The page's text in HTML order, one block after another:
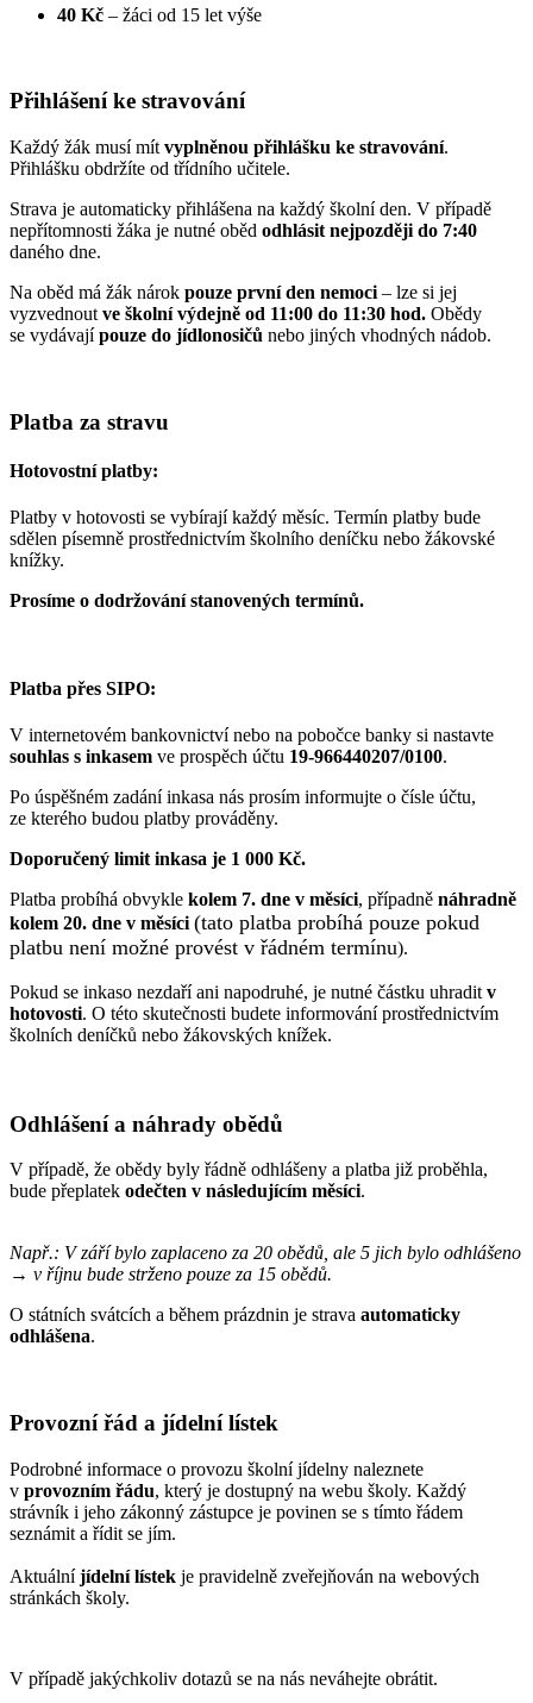
40 Kč – žáci od 15 let výše
Přihlášení ke stravování
Každý žák musí mít vyplněnou přihlášku ke stravování.
Přihlášku obdržíte od třídního učitele.
Strava je automaticky přihlášena na každý školní den. V případě
nepřítomnosti žáka je nutné oběd odhlásit nejpozději do 7:40
daného dne.
Na oběd má žák nárok pouze první den nemoci – lze si jej
vyzvednout ve školní výdejně od 11:00 do 11:30 hod. Obědy
se vydávajípouze do jídlonosičů nebo jiných vhodných nádob.
Platba za stravu
Hotovostní platby:
Platby v hotovosti se vybírají každý měsíc. Termín platby bude
sdělen písemně prostřednictvím školního deníčku nebo žákovské
knížky.
Prosíme o dodržování stanovených termínů.
Platba přes SIPO:
V internetovém bankovnictví nebo na pobočce banky si nastavte
souhlas s inkasem ve prospěch účtu 19-966440207/0100.
Po úspěšném zadání inkasa nás prosím informujte o čísle účtu,
ze kterého budou platby prováděny.
Doporučený limit inkasa je 1 000 Kč.
Platba probíhá obvykle kolem 7. dne v měsíci, případně náhradně
kolem 20. dne v měsíci (tato platba probíhá pouze pokud
platbu není možné provést v řádném termínu).
Pokud se inkaso nezdaří ani napodruhé, je nutné částku uhradit v
hotovosti. O této skutečnosti budete informování prostřednictvím
školních deníčků nebo žákovských knížek.
Odhlášení a náhrady obědů
V případě, že obědy byly řádně odhlášeny a platba již proběhla,
bude přeplatek odečten v následujícím měsíci.
Např.: V září bylo zaplaceno za 20 obědů, ale 5 jich bylo odhlášeno
→ v říjnu bude strženo pouze za 15 obědů.
O státních svátcích a během prázdnin je strava automaticky
odhlášena.
Provozní řád a jídelní lístek
Podrobné informace o provozu školní jídelny naleznete
v provozním řádu, který je dostupný na webu školy. Každý
strávník i jeho zákonný zástupce je povinen se s tímto řádem
seznámit a řídit se jím.
Aktuálníjídelní lístek je pravidelně zveřejňován na webových
stránkách školy.
V případě jakýchkoliv dotazů se na nás neváhejte obrátit.